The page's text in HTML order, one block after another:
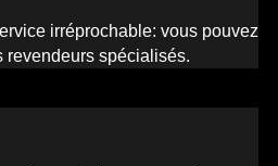
irréprochable: vous pouvez
revendeurs spécialisés.